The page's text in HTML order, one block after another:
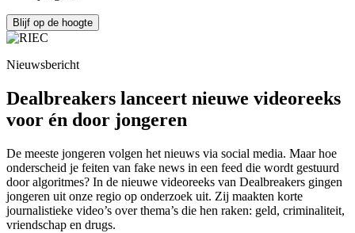
Blijf op de hoogte
Nieuwsbericht
Dealbreakers lanceert nieuwe videoreeks
voor én door jongeren
De meeste jongeren volgen het nieuws via social media. Maar hoe
onderscheid je feiten van fake news in een feed die wordt gestuurd
door algoritmes? In de nieuwe videoreeks van Dealbreakers gingen
jongeren uit onze regio op onderzoek uit. Zij maakten korte
journalistieke video’s over thema’s die hen raken: geld, criminaliteit,
vriendschap en drugs.